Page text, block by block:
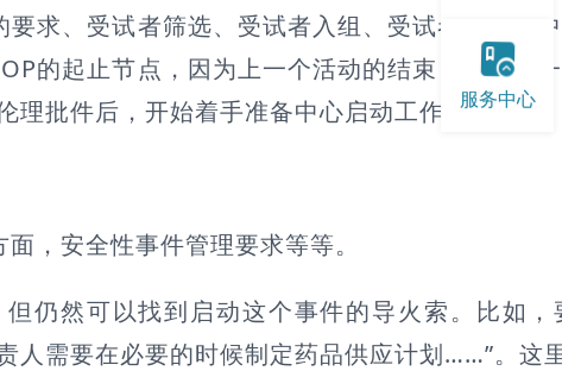
、受试者筛选、受试者入组、受试者访视、
的起止节点，因为上一个活动的结束，正是下
理批件后，开始着手准备中心启动工作…….”
安全性事件管理要求等等。
然可以找到启动这个事件的导火索。比如，
人需要在必要的时候制定药品供应计划……”。这
服务中心